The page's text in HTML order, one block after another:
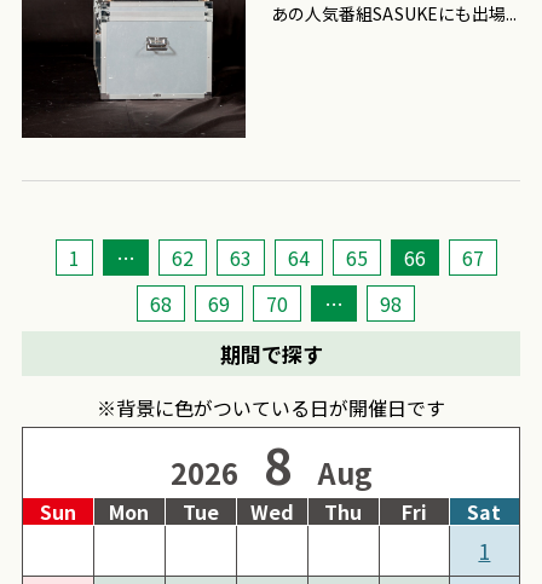
あの人気番組SASUKEにも出場...
1 … 62 63 64 65 66
67
68
69 70 … 98
期間で探す
※背景に色がついている日が開催日です
2026 8 Aug
Sun Mon Tue Wed Thu Fri Sat
1